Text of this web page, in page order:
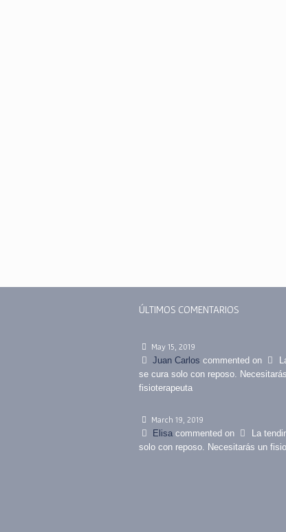
ÚLTIMOS COMENTARIOS
May 15, 2019
Juan Carlos commented on
se cura solo con reposo.
fisioterapeuta
March 19, 2019
Elisa commented on
La
solo con reposo. Necesitarás un